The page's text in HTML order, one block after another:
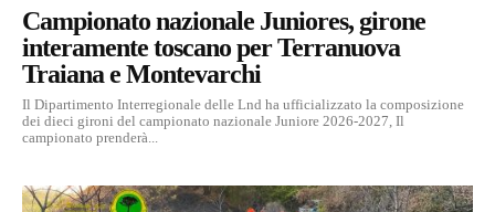
Campionato nazionale Juniores, girone
interamente toscano per Terranuova
Traiana e Montevarchi
Il Dipartimento Interregionale delle Lnd ha ufficializzato la composizione
dei dieci gironi del campionato nazionale Juniore 2026-2027, Il
campionato prenderà...